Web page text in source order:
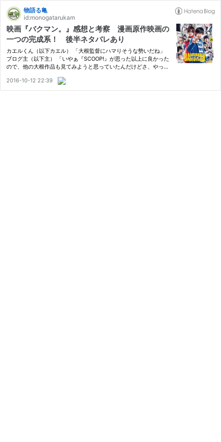
物語る亀
id:monogatarukam
映画『バクマン。』感想と考察 漫画原作映画の
一つの完成系！ 後半ネタバレあり
カエルくん（以下カエル） 「大根監督にハマりそうな勢いだね」
ブログ主（以下主） 「いやぁ『SCOOP!』が思った以上に良かった
ので、他の大根作品も見てみようと思っていたんだけどさ、やっぱ
品の劇場公開時って見に行っていないの？」 主「原作が大好きだ
っ…
2016-10-12 22:39